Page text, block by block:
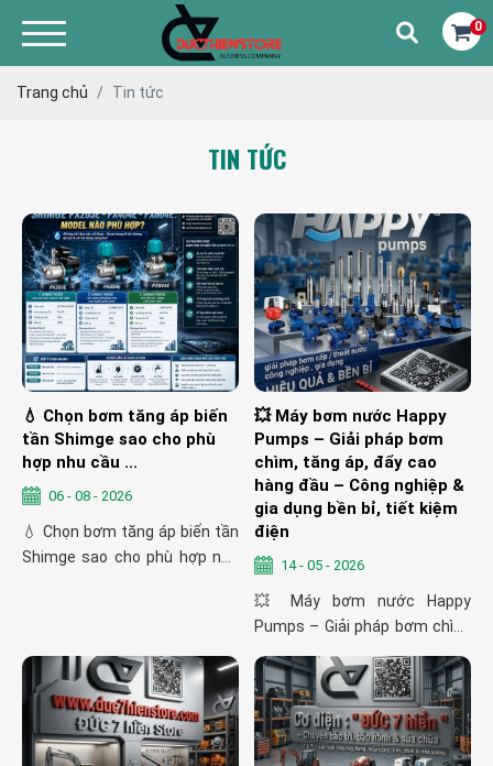
0
Trang chủ Tin tức
TIN TỨC
💧 Chọn bơm tăng áp biến
tần Shimge sao cho phù
hợp nhu cầu ...
06 - 08 - 2026
💧 Chọn bơm tăng áp biến tần
Shimge sao cho phù hợp nhu
💥 Máy bơm nước Happy
Pumps – Giải pháp bơm
chìm, tăng áp, đẩy cao
hàng đầu – Công nghiệp &
gia dụng bền bỉ, tiết kiệm
điện
14 - 05 - 2026
💥 Máy bơm nước Happy
Pumps – Giải pháp bơm chìm,
Công nghiệp & gia dụng bền bỉ,
tiết kiệm điện